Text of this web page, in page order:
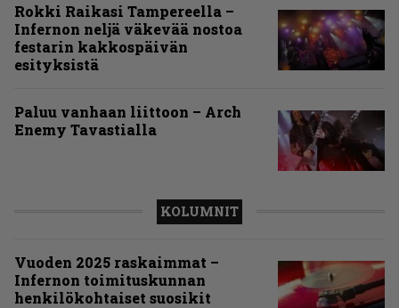
Rokki Raikasi Tampereella –
Infernon neljä väkevää nostoa
festarin kakkospäivän
esityksistä
Paluu vanhaan liittoon – Arch
Enemy Tavastialla
KOLUMNIT
Vuoden 2025 raskaimmat –
Infernon toimituskunnan
henkilökohtaiset suosikit